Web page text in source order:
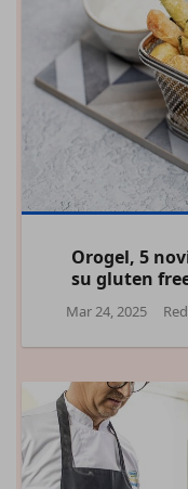
Orogel, 5
su gluten
Mar 24, 2025